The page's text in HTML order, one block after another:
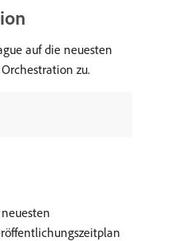
auf die neuesten
zu.